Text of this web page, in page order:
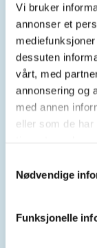
Vi bruker
annonser et
dessuten
vårt, med
annonsering og
med annen
eller som de
Nødvendige
Funksjonelle
Søknad for
foreningens
vil jegerne få
samt
flådd, partert
alle får være
Jakten stiller
kaliber egnet